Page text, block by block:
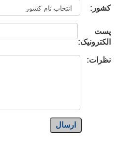
کشور:
پست
الکترونیک:
نظرات:
ارسال